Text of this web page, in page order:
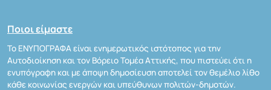
Ποιοι είμαστε
Το ΕΝΥΠΟΓΡΑΦΑ είναι ενημερωτικός ιστότοπος για την
Αυτοδιοίκηση και τον Βόρειο Τομέα Αττικής, που πιστεύει ότι η
ενυπόγραφη και με άποψη δημοσίευση αποτελεί τον θεμέλιο λίθο
κάθε κοινωνίας ενεργών και υπεύθυνων πολιτών-δημοτών.